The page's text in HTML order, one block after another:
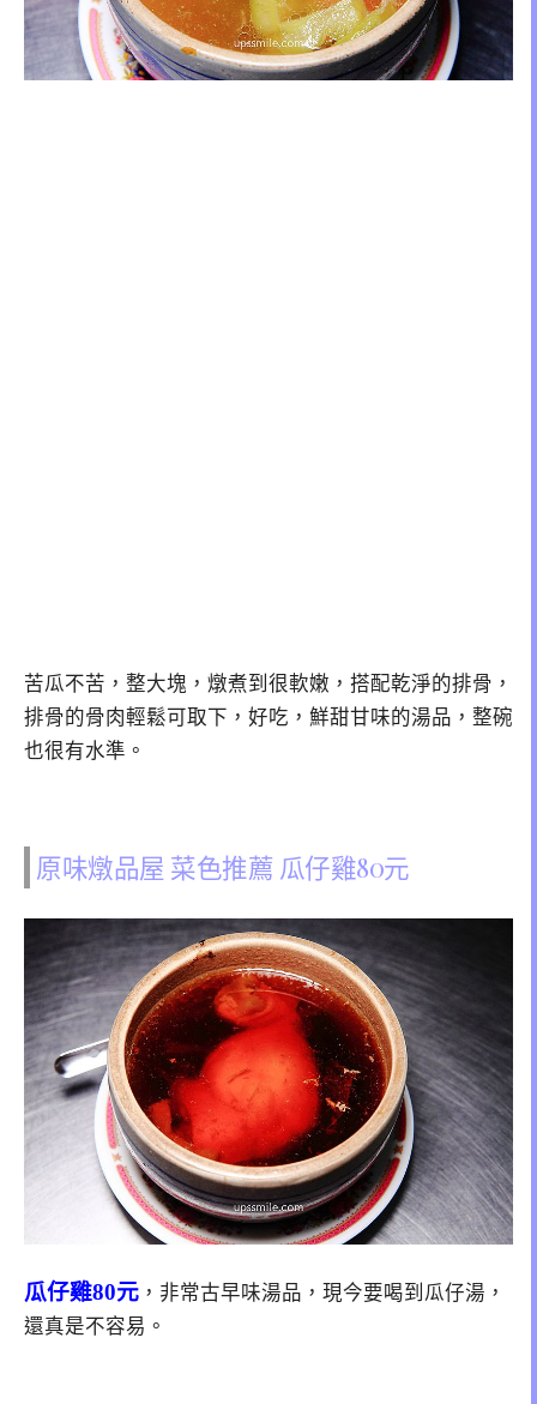
苦瓜不苦，整大塊，燉煮到很軟嫩，搭配乾淨的排骨，
排骨的骨肉輕鬆可取下，好吃，鮮甜甘味的湯品，整碗
也很有水準。
原味燉品屋 菜色推薦 瓜仔雞80元
瓜仔雞80元 ，非常古早味湯品，現今要喝到瓜仔湯，
還真是不容易。